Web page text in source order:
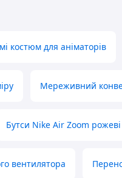
костюм для аніматорів
Мереживний
Бутси Nike Air Zoom рожеві
вентилятора